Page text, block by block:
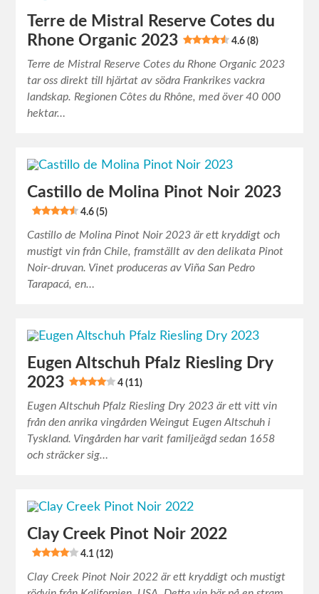
Terre de Mistral Reserve Cotes du
Rhone Organic 2023
4.6 (8)
Terre de Mistral Reserve Cotes du Rhone Organic 2023
tar oss direkt till hjärtat av södra Frankrikes vackra
landskap. Regionen Côtes du Rhône, med över 40 000
hektar…
Castillo de Molina Pinot Noir 2023
4.6 (5)
Castillo de Molina Pinot Noir 2023 är ett kryddigt och
mustigt vin från Chile, framställt av den delikata Pinot
Noir-druvan. Vinet produceras av Viña San Pedro
Tarapacá, en…
Eugen Altschuh Pfalz Riesling Dry
2023
4 (11)
Eugen Altschuh Pfalz Riesling Dry 2023 är ett vitt vin
från den anrika vingården Weingut Eugen Altschuh i
Tyskland. Vingården har varit familjeägd sedan 1658
och sträcker sig…
Clay Creek Pinot Noir 2022
4.1 (12)
Clay Creek Pinot Noir 2022 är ett kryddigt och mustigt